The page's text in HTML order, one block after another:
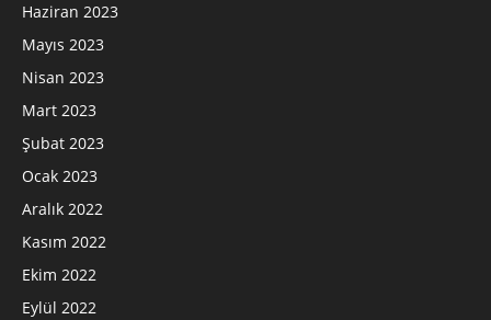
Haziran 2023
Mayıs 2023
Nisan 2023
Mart 2023
Şubat 2023
Ocak 2023
Aralık 2022
Kasım 2022
Ekim 2022
Eylül 2022